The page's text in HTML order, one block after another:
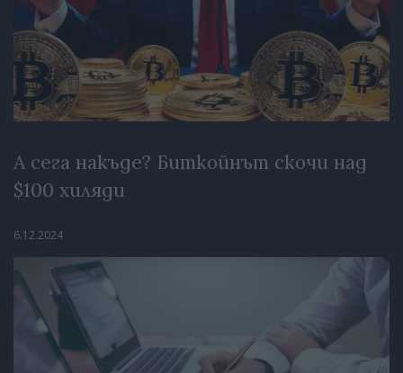
А сега накъде? Биткойнът скочи над
$100 хиляди
6.12.2024